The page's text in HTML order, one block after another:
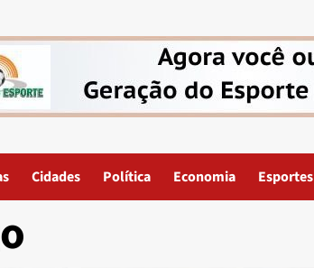
Cidades Política Economia Esportes